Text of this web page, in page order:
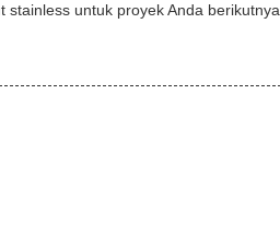
untuk proyek Anda berikutnya.